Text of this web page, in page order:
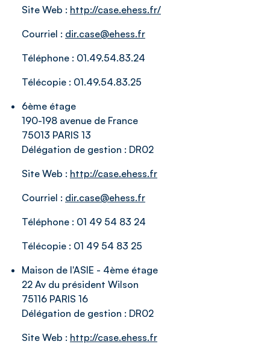
Site Web : http://case.ehess.fr/
Courriel : dir.case@ehess.fr
Téléphone : 01.49.54.83.24
Télécopie : 01.49.54.83.25
6ème étage
190-198 avenue de France
75013 PARIS 13
Délégation de gestion : DR02
Site Web : http://case.ehess.fr
Courriel : dir.case@ehess.fr
Téléphone : 01 49 54 83 24
Télécopie : 01 49 54 83 25
Maison de l'ASIE - 4ème étage
22 Av du président Wilson
75116 PARIS 16
Délégation de gestion : DR02
Site Web : http://case.ehess.fr